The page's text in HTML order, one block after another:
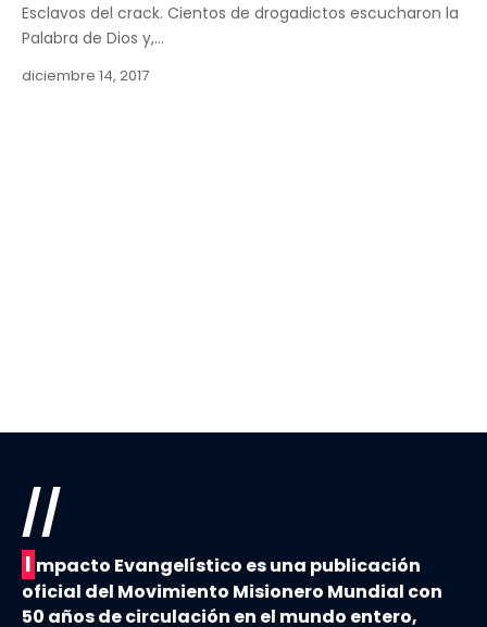
Esclavos del crack. Cientos de drogadictos escucharon la
Palabra de Dios y,…
diciembre 14, 2017
//
I mpacto Evangelístico es una publicación
oficial del Movimiento Misionero Mundial con
50 años de circulación en el mundo entero,